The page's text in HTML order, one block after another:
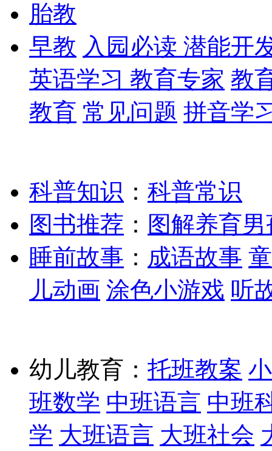
胎教
早教 入园必读 潜能开
英语学习 教育专家 教
教育 常见问题 拼音学
科普知识 ： 科普常识
图书推荐 ： 图解养育男
睡前故事 ： 成语故事
儿动画 涂色小游戏 听
幼儿教育： 托班教案
班数学 中班语言 中班
学 大班语言 大班社会